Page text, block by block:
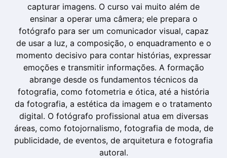
capturar imagens. O curso vai muito além de
ensinar a operar uma câmera; ele prepara o
fotógrafo para ser um comunicador visual, capaz
de usar a luz, a composição, o enquadramento e o
momento decisivo para contar histórias, expressar
emoções e transmitir informações. A formação
abrange desde os fundamentos técnicos da
fotografia, como fotometria e ótica, até a história
da fotografia, a estética da imagem e o tratamento
digital. O fotógrafo profissional atua em diversas
áreas, como fotojornalismo, fotografia de moda, de
publicidade, de eventos, de arquitetura e fotografia
autoral.